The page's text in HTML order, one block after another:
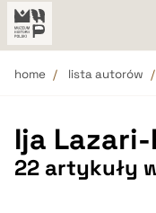
home lista autorów
Ija
22 artykuły